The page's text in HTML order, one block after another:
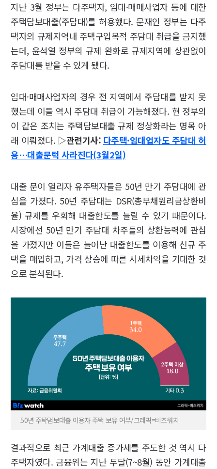
지난 3월 정부는 다주택자, 임대·매매사업자 등에 대한
주택담보대출(주담대)를 허용했다. 문재인 정부는 다주
택자의 규제지역내 주택구입목적 주담대 취급을 금지했
는데, 윤석열 정부의 규제 완화로 규제지역에 상관없이
주담대를 받을 수 있게 됐다.
임대·매매사업자의 경우 전 지역에서 주담대를 받지 못
했는데 이들 역시 주담대 취급이 가능해졌다. 현 정부의
이 같은 조치는 주택담보대출 규제 정상화라는 명목 아
래 이뤄졌다. ▷관련기사: 다주택·임대업자도 주담대 허
용…대출문턱 사라진다(3월2일)
대출 문이 열리자 유주택자들은 50년 만기 주담대에 관
심을 가졌다. 50년 주담대는 DSR(총부채원리금상환비
율) 규제를 우회해 대출한도를 늘릴 수 있기 때문이다.
시장에선 50년 만기 주담대 차주들의 상환능력에 관심
을 가졌지만 이들은 늘어난 대출한도를 이용해 신규 주
택을 매입하고, 가격 상승에 따른 시세차익을 기대한 것
으로 분석된다.
50년 주탁댐보대출 이용자 주택 보유 여부/그래픽=비즈워치
결과적으로 최근 가계대출 증가세를 주도한 것 역시 다
주택자였다. 금융위는 지난 두달(7~8월) 동안 가계대출